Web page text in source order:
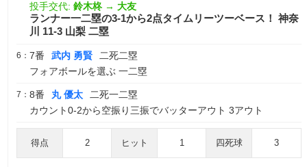
投手交代: 鈴木柊 → 大友
ランナー一二塁の3-1から2点タイムリーツーベース！ 神奈
川 11-3 山梨 二塁
6： 7番 武内 勇賢
二死二塁
フォアボールを選ぶ 一二塁
7： 8番 丸 優太
二死一二塁
カウント0-2から空振り三振でバッターアウト 3アウト
得点 2 ヒット 1 四死球 3